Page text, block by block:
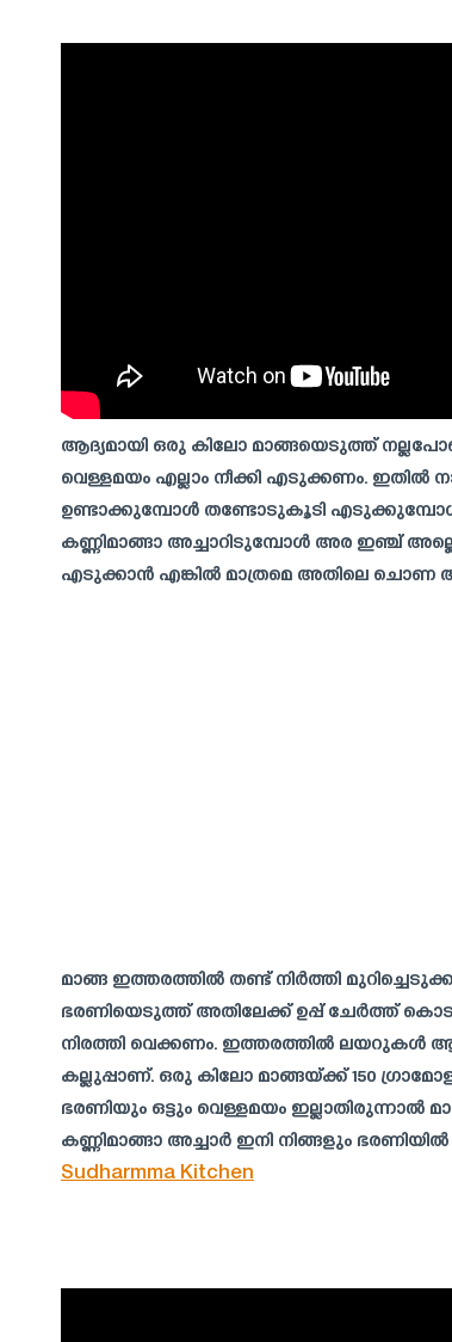
ആദ്യമായി ഒരു കിലോ മാങ്ങയെടുത്ത്
വെള്ളമയം എല്ലാം നീക്കി എടുക്കണം.
ഉണ്ടാക്കുമ്പോൾ തണ്ടോടുകൂടി എടുക്കുമ്പോൾ
കണ്ണിമാങ്ങാ അച്ചാറിടുമ്പോൾ അര ഇഞ്ച്
എടുക്കാൻ എങ്കിൽ മാത്രമെ അതിലെ ചൊണ
മാങ്ങ ഇത്തരത്തിൽ തണ്ട് നിർത്തി
ഭരണിയെടുത്ത് അതിലേക്ക് ഉപ്പ് ചേർത്ത്
നിരത്തി വെക്കണം. ഇത്തരത്തിൽ ലയറുകൾ
കല്ലുപ്പാണ്. ഒരു കിലോ മാങ്ങയ്ക്ക് 150
ഭരണിയും ഒട്ടും വെള്ളമയം
കണ്ണിമാങ്ങാ അച്ചാർ ഇനി നിങ്ങളും
Sudharmma Kitchen